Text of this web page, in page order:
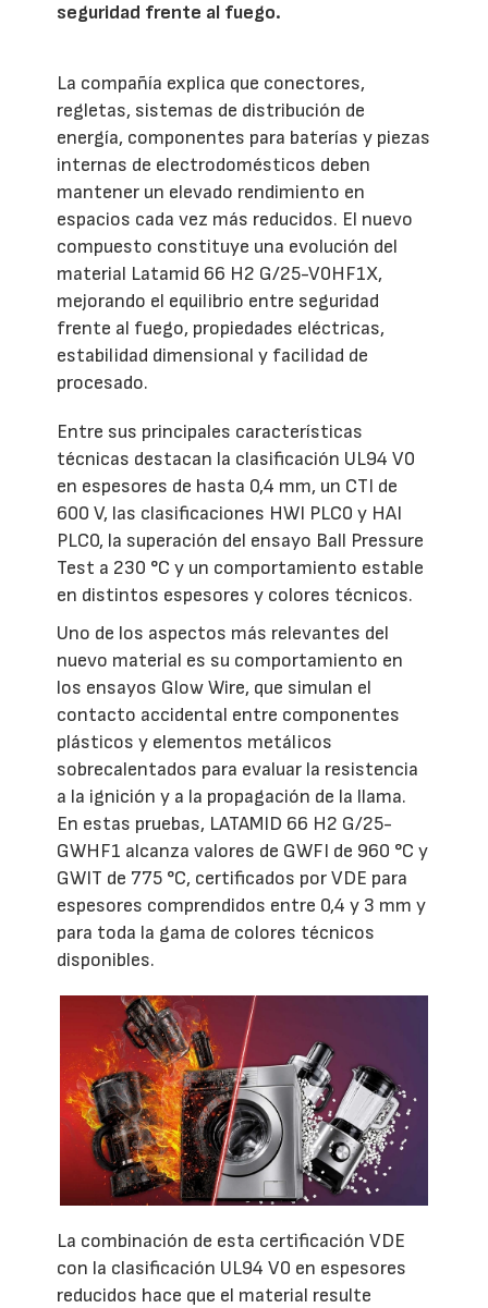
seguridad frente al fuego.
La compañía explica que conectores,
regletas, sistemas de distribución de
energía, componentes para baterías y piezas
internas de electrodomésticos deben
mantener un elevado rendimiento en
espacios cada vez más reducidos. El nuevo
compuesto constituye una evolución del
material Latamid 66 H2 G/25-V0HF1X,
mejorando el equilibrio entre seguridad
frente al fuego, propiedades eléctricas,
estabilidad dimensional y facilidad de
procesado.
Entre sus principales características
técnicas destacan la clasificación UL94 V0
en espesores de hasta 0,4 mm, un CTI de
600 V, las clasificaciones HWI PLC0 y HAI
PLC0, la superación del ensayo Ball Pressure
Test a 230 °C y un comportamiento estable
en distintos espesores y colores técnicos.
Uno de los aspectos más relevantes del
nuevo material es su comportamiento en
los ensayos Glow Wire, que simulan el
contacto accidental entre componentes
plásticos y elementos metálicos
sobrecalentados para evaluar la resistencia
a la ignición y a la propagación de la llama.
En estas pruebas, LATAMID 66 H2 G/25-
GWHF1 alcanza valores de GWFI de 960 °C y
GWIT de 775 °C, certificados por VDE para
espesores comprendidos entre 0,4 y 3 mm y
para toda la gama de colores técnicos
disponibles.
La combinación de esta certificación VDE
con la clasificación UL94 V0 en espesores
reducidos hace que el material resulte